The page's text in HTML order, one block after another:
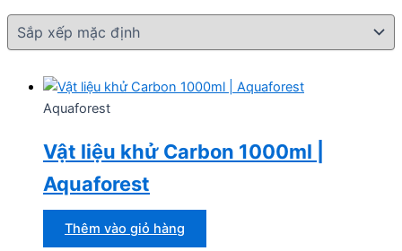
Aquaforest
Vật liệu khử Carbon 1000ml |
Aquaforest
Thêm vào giỏ hàng